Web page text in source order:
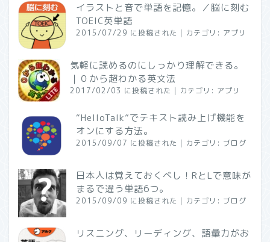
イラストと音で単語を記憶。／脳に刻む
TOEIC英単語
2015/07/29 に投稿された | カテゴリ: アプリ
気軽に読めるのにしっかり理解できる。
｜０から超わかる英文法
2017/02/03 に投稿された | カテゴリ: アプリ
“HelloTalk”でテキスト読み上げ機能を
オンにする方法。
2015/09/07 に投稿された | カテゴリ: ブログ
日本人は覚えておくべし！RとLで意味が
まるで違う単語6つ。
2015/09/09 に投稿された | カテゴリ: ブログ
リスニング、リーディング、語彙力がお